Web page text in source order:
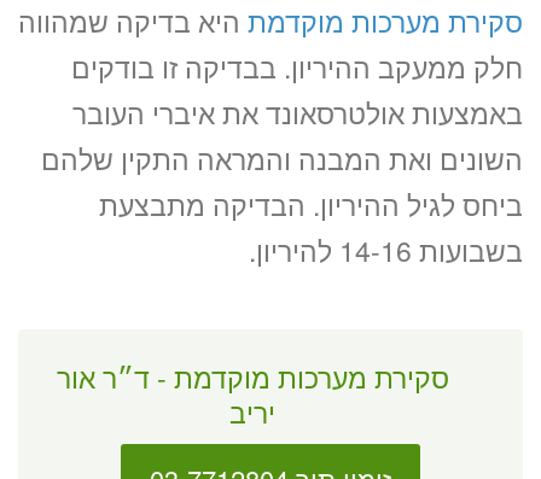
סקירת מערכות מוקדמת היא בדיקה שמהווה
חלק ממעקב ההיריון. בבדיקה זו בודקים
באמצעות אולטרסאונד את איברי העובר
השונים ואת המבנה והמראה התקין שלהם
ביחס לגיל ההיריון. הבדיקה מתבצעת
בשבועות 14-16 להיריון.
סקירת מערכות מוקדמת - ד״ר אור
יריב